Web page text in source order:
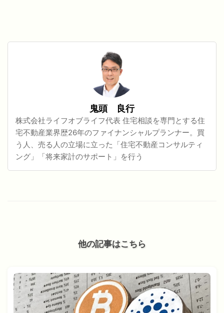
鬼頭 良行
株式会社ライフオブライフ代表 住宅相談を専門とする住
宅不動産業界歴26年のファイナンシャルプランナー。買
う人、売る人の立場に立った「住宅不動産コンサルティ
ング」「将来家計のサポート」を行う
他の記事はこちら